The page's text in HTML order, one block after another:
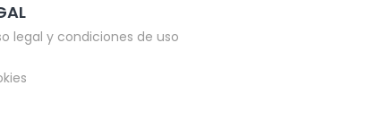
legal y condiciones de uso